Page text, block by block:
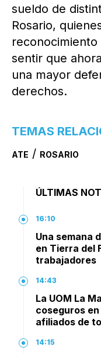
sueldo de
Rosario,
sentir que
una mayor
derechos.
TEMAS
ATE / ROSARIO
ÚLTIMAS
16:10
Una semana
en Tierra del
trabajadores
14:43
La UOM La
coseguros
afiliados de
14:15